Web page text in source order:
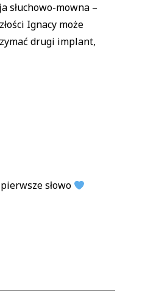
słuchowo-mowna –
Ignacy może
drugi implant,
słowo